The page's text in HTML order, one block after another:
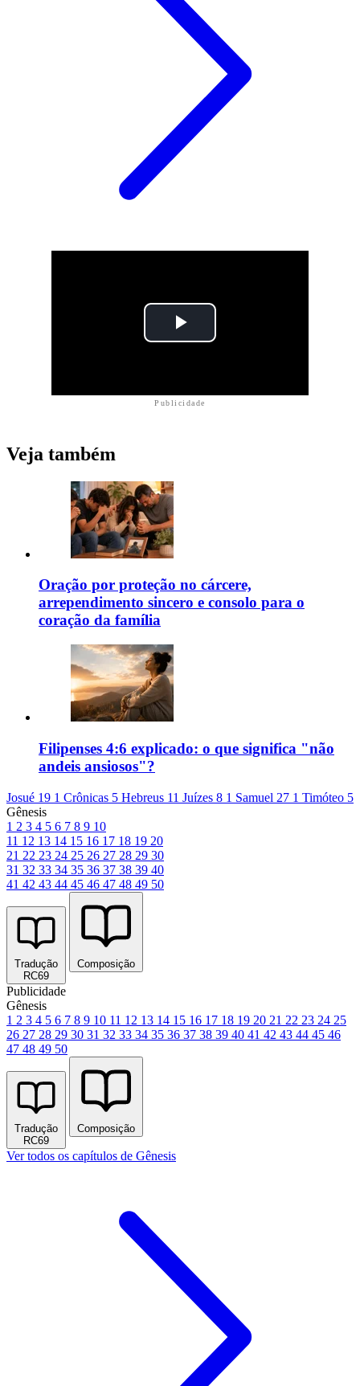
Publicidade
Veja também
Oração por proteção no cárcere,
arrependimento sincero e consolo para o
coração da família
Filipenses 4:6 explicado: o que significa "não
andeis ansiosos"?
Josué 19 1 Crônicas 5 Hebreus 11 Juízes 8 1 Samuel 27 1 Timóteo 5
Gênesis
1 2 3 4 5 6 7 8 9 10
11 12 13 14 15 16 17 18 19 20
21 22 23 24 25 26 27 28 29 30
31 32 33 34 35 36 37 38 39 40
41 42 43 44 45 46 47 48 49 50
Tradução
RC69
Composição
Publicidade
Gênesis
1 2 3 4 5 6 7 8 9 10 11 12 13 14 15 16 17 18 19 20 21 22 23 24 25
26 27 28 29 30 31 32 33 34 35 36 37 38 39 40 41 42 43 44 45 46
47 48 49 50
Tradução
RC69
Composição
Ver todos os capítulos de Gênesis